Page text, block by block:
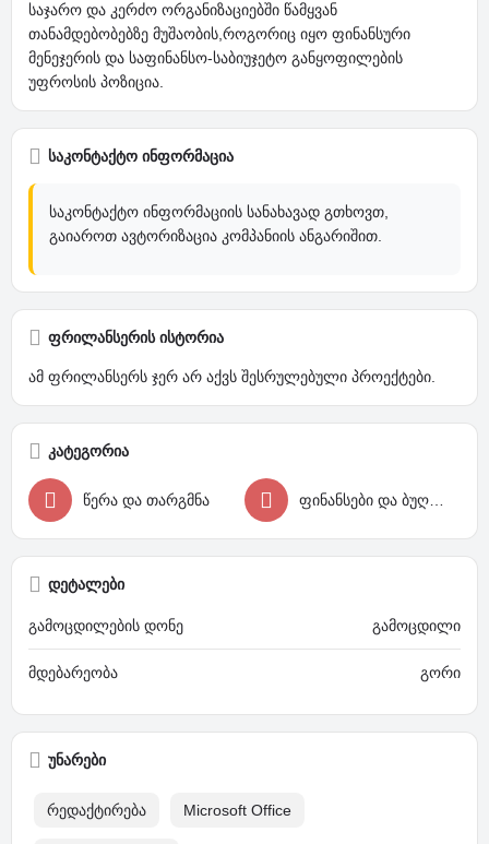
საჯარო და კერძო ორგანიზაციებში წამყვან
თანამდებობებზე მუშაობის,როგორიც იყო ფინანსური
მენეჯერის და საფინანსო-საბიუჯეტო განყოფილების
უფროსის პოზიცია.
საკონტაქტო ინფორმაცია
საკონტაქტო ინფორმაციის სანახავად გთხოვთ,
გაიაროთ ავტორიზაცია კომპანიის ანგარიშით.
ფრილანსერის ისტორია
ამ ფრილანსერს ჯერ არ აქვს შესრულებული პროექტები.
კატეგორია
წერა და თარგმნა
დეტალები
გამოცდილების დონე გამოცდილი
მდებარეობა გორი
უნარები
რედაქტირება Microsoft Office